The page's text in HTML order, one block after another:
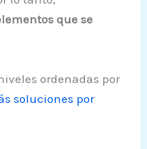
que se
ordenadas por
soluciones por